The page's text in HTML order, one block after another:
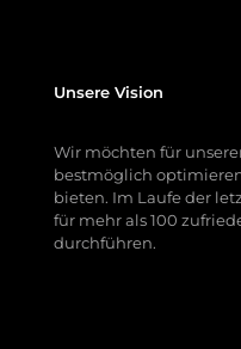
Unsere Vision
Wir möchten für
bestmöglich
bieten. Im Laufe der
für mehr als 100
durchführen.